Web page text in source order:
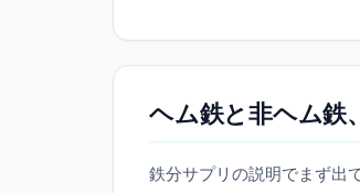
ヘム鉄と非ヘム鉄
鉄分サプリの説明でまず出